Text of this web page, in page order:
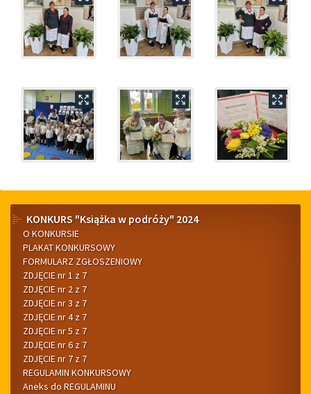
Menu
boczne
KONKURS "Książka w podróży" 2024
O KONKURSIE
PLAKAT KONKURSOWY
FORMULARZ ZGŁOSZENIOWY
ZDJĘCIE nr 1 z 7
ZDJĘCIE nr 2 z 7
ZDJĘCIE nr 3 z 7
ZDJĘCIE nr 4 z 7
ZDJĘCIE nr 5 z 7
ZDJĘCIE nr 6 z 7
ZDJĘCIE nr 7 z 7
REGULAMIN KONKURSOWY
Aneks do REGULAMINU